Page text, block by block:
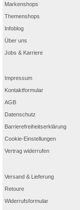
Markenshops
Themenshops
Infoblog
Über uns
Jobs & Karriere
Impressum
Kontaktformular
AGB
Datenschutz
Barrierefreiheitserklärung
Cookie-Einstellungen
Vertrag widerrufen
Versand & Lieferung
Retoure
Widerrufsformular